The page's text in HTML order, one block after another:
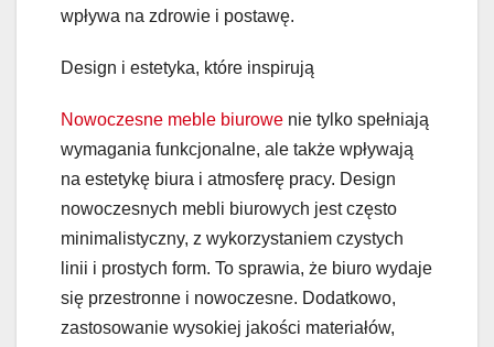
wpływa na zdrowie i postawę.
Design i estetyka, które inspirują
Nowoczesne meble biurowe nie tylko spełniają
wymagania funkcjonalne, ale także wpływają
na estetykę biura i atmosferę pracy. Design
nowoczesnych mebli biurowych jest często
minimalistyczny, z wykorzystaniem czystych
linii i prostych form. To sprawia, że biuro wydaje
się przestronne i nowoczesne. Dodatkowo,
zastosowanie wysokiej jakości materiałów,